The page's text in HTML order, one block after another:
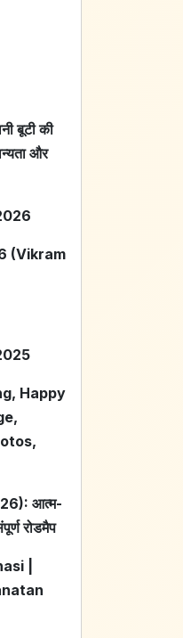
बूटी की
और
(Vikram
Happy
आत्म-
रोडमैप
|